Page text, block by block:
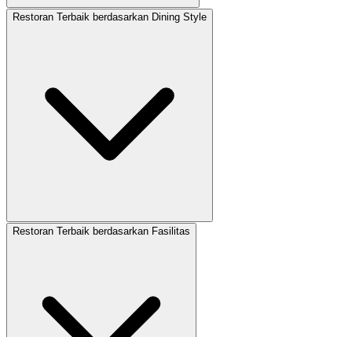
Restoran Terbaik berdasarkan Dining Style
Restoran Terbaik berdasarkan Fasilitas